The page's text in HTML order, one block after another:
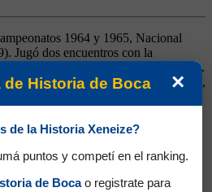
1964 y 1965, Nacional
Jugó dos encuentros con la
URSS el 1 de diciembre de 1965 (1-1).
a préstamo en Arsenal de Llavallol,
diagonales, atrevido, tenía
que podían clavarse en un
goles decisivos contra River, en un
y sobre el final de ese año en otro
para prácticamente definir el
dos en una victoria 3-1. Continuó su
Colombia, Costa Rica, El Salvador
×
de Historia de Boca
de la Historia Xeneize?
puntos y competí en el ranking.
de Bocao registrate para